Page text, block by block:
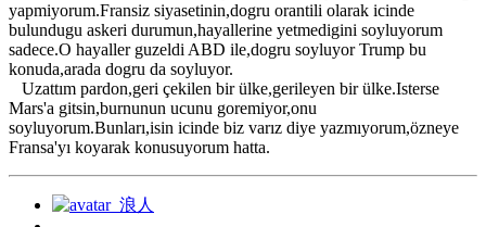
yapmiyorum.Fransiz siyasetinin,dogru orantili olarak icinde
bulundugu askeri durumun,hayallerine yetmedigini soyluyorum
sadece.O hayaller guzeldi ABD ile,dogru soyluyor Trump bu
konuda,arada dogru da soyluyor.
Uzattım pardon,geri çekilen bir ülke,gerileyen bir ülke.Isterse
Mars'a gitsin,burnunun ucunu goremiyor,onu
soyluyorum.Bunları,isin icinde biz varız diye yazmıyorum,özneye
Fransa'yı koyarak konusuyorum hatta.